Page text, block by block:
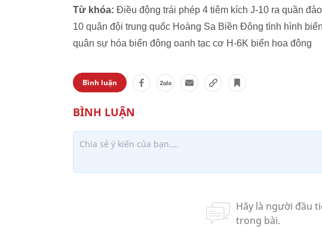
Từ khóa: Điều động trái phép 4 tiêm kích J-10 ra quần
10 quân đội trung quốc Hoàng Sa Biền Đông tình hình
quân sự hóa biển đông oanh tạc cơ H-6K biển hoa đông
Bình luận